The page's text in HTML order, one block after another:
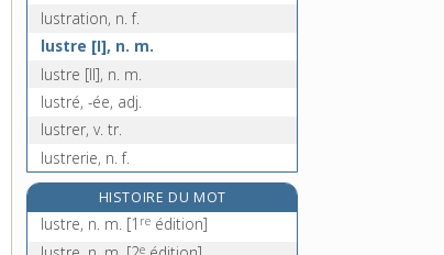
lustration, n. f.
lustre [I], n. m.
lustre [II], n. m.
lustré, -ée, adj.
lustrer, v. tr.
lustrerie, n. f.
lustrine, n. f.
lustroir, n. m.
HISTOIRE DU MOT
lustre, n. m. [1 re édition]
e